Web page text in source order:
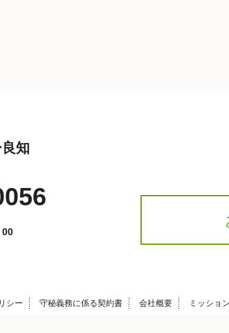
知
シー 守秘義務に係る契約書 会社概要 ミッショ